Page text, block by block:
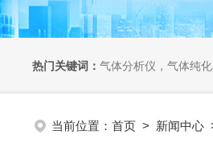
热门关键词： 气体分析仪，气体纯
当前位置： 首页 > 新闻中心